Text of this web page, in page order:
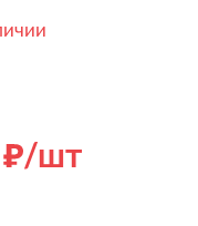
/шт